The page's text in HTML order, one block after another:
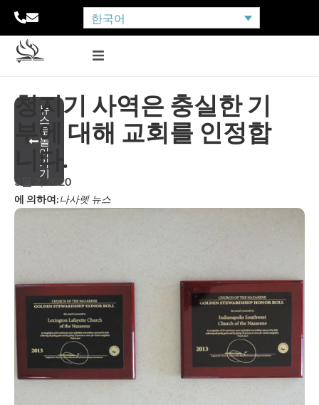
한국어
뉴
스
로
돌
아
가
기
청지기 사역은 충실한 기
부에 대해 교회를 인정합
니다.
3월 2, 2020
에 의하여:나사렛 뉴스